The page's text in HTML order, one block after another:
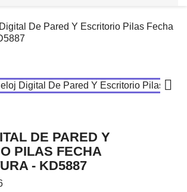

DE PARED Y
PILAS FECHA
- KD5887